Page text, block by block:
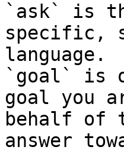
`ask` is
specific,
language.
`goal` is
goal you
behalf of
answer